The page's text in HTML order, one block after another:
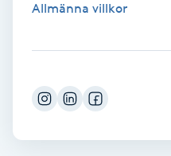
Fibromassage
Allmänna villkor